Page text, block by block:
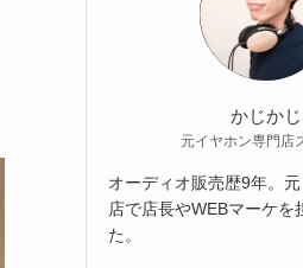
かじかじ
元イヤホン専門店
オーディオ販売歴9年。
店で店長やWEBマーケを
た。